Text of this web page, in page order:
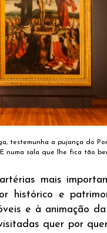
testemunha a pujança do
E numa sala que lhe fica tão
mais
histórico e
e à animação
quer por